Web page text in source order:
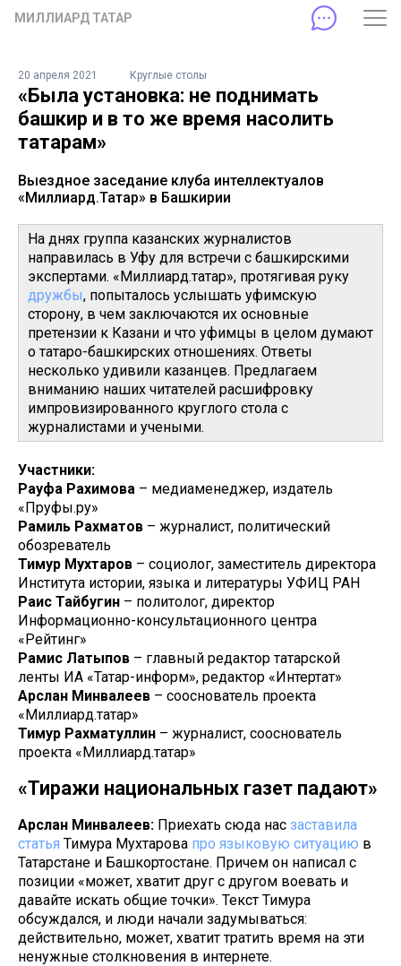
МИЛЛИАРД ТАТАР
20 апреля 2021 Круглые столы
«Была установка: не поднимать
башкир и в то же время насолить
татарам»
Выездное заседание клуба интеллектуалов
«Миллиард.Татар» в Башкирии
На днях группа казанских журналистов
направилась в Уфу для встречи с башкирскими
экспертами. «Миллиард.татар», протягивая руку
дружбы, попыталось услышать уфимскую
сторону, в чем заключаются их основные
претензии к Казани и что уфимцы в целом думают
о татаро-башкирских отношениях. Ответы
несколько удивили казанцев. Предлагаем
вниманию наших читателей расшифровку
импровизированного круглого стола с
журналистами и учеными.
Участники:
Рауфа Рахимова – медиаменеджер, издатель
«Пруфы.ру»
Рамиль Рахматов – журналист, политический
обозреватель
Тимур Мухтаров – социолог, заместитель директора
Института истории, языка и литературы УФИЦ РАН
Раис Тайбугин – политолог, директор
Информационно-консультационного центра
«Рейтинг»
Рамис Латыпов – главный редактор татарской
ленты ИА «Татар-информ», редактор «Интертат»
Арслан Минвалеев – сооснователь проекта
«Миллиард.татар»
Тимур Рахматуллин – журналист, сооснователь
проекта «Миллиард.татар»
«Тиражи национальных газет падают»
Арслан Минвалеев: Приехать сюда нас заставила
статья Тимура Мухтарова про языковую ситуацию в
Татарстане и Башкортостане. Причем он написал с
позиции «может, хватит друг с другом воевать и
давайте искать общие точки». Текст Тимура
обсуждался, и люди начали задумываться:
действительно, может, хватит тратить время на эти
ненужные столкновения в интернете.